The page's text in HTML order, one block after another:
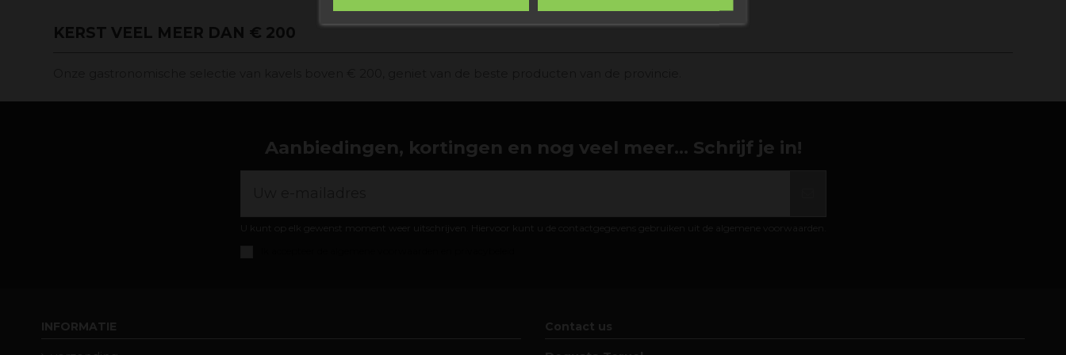
KERST VEEL MEER DAN € 200
Aanbiedingen, kortingen en nog veel meer... Schrijf je in!
INFORMATIE Contact us